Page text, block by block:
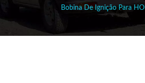
Bobina De Ignição Para